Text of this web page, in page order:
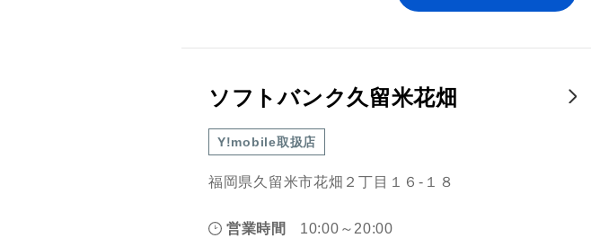
ソフトバンク久留米花畑
Y!mobile取扱店
福岡県久留米市花畑２丁目１６‐１８
営業時間 10:00～20:00